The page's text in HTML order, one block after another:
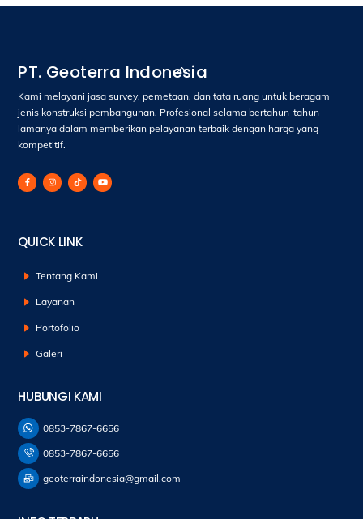
Back
To
Top
PT. Geoterra Indonesia
Kami melayani jasa survey, pemetaan, dan tata ruang untuk beragam
jenis konstruksi pembangunan. Profesional selama bertahun-tahun
lamanya dalam memberikan pelayanan terbaik dengan harga yang
kompetitif.
QUICK LINK
Tentang Kami
Layanan
Portofolio
Galeri
HUBUNGI KAMI
0853-7867-6656
0853-7867-6656
geoterraindonesia@gmail.com